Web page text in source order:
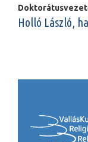
Holló László,